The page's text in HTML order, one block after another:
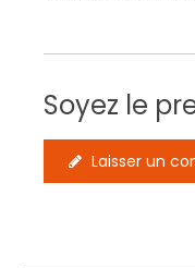
Soyez le
Laisser un